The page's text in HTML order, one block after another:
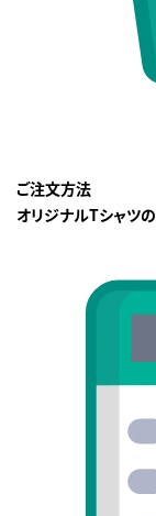
ご注文方法
オリジナルTシャツ